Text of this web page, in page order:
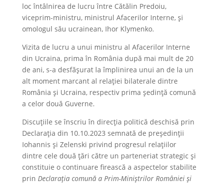
loc întâlnirea de lucru între Cătălin Predoiu,
viceprim-ministru, ministrul Afacerilor Interne, și
omologul său ucrainean, Ihor Klymenko.
Vizita de lucru a unui ministru al Afacerilor Interne
din Ucraina, prima în România după mai mult de 20
de ani, s-a desfășurat la împlinirea unui an de la un
alt moment marcant al relației bilaterale dintre
România și Ucraina, respectiv prima ședință comună
a celor două Guverne.
Discuțiile se înscriu în direcția politică deschisă prin
Declarația din 10.10.2023 semnată de președinții
Iohannis și Zelenski privind progresul relațiilor
dintre cele două țări către un parteneriat strategic și
constituie o continuare firească a aspectelor stabilite
prin Declarația comună a Prim-Miniștrilor României și